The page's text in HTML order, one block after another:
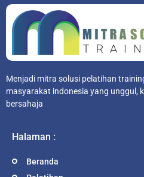
Menjadi mitra solusi pelatihan
masyarakat indonesia yang unggul,
bersahaja
Halaman :
Beranda